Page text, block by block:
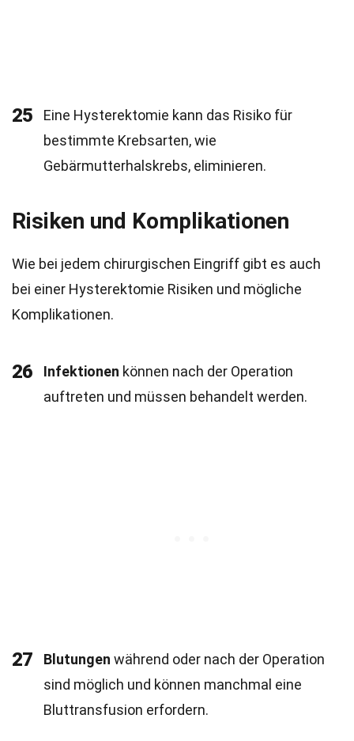
25
Eine Hysterektomie kann das Risiko für
bestimmte Krebsarten, wie
Gebärmutterhalskrebs, eliminieren.
Risiken und Komplikationen
Wie bei jedem chirurgischen Eingriff gibt es auch
bei einer Hysterektomie Risiken und mögliche
Komplikationen.
26 Infektionen können nach der Operation
auftreten und müssen behandelt werden.
27 Blutungen während oder nach der Operation
sind möglich und können manchmal eine
Bluttransfusion erfordern.